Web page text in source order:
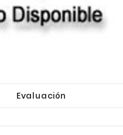
Evaluación